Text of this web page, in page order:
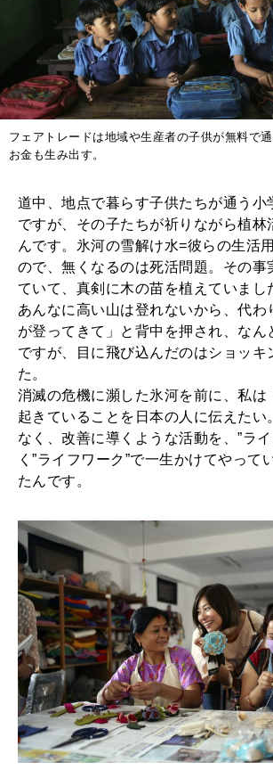
フェアトレードは地域や生産者の子供が無料で
お金も生み出す。
道中、地点で暮らす子供たちが通う小
ですが、その子たちが祈りながら植林
んです。氷河の雪解け水=彼らの生活
ので、無くなるのは死活問題。その事
ていて、真剣に木の苗を植えていまし
あんなに高い山は登れないから、代わ
が登ってきて」と背中を押され、なん
ですが、目に飛び込んだのはショッキ
た。
消滅の危機に瀕した氷河を前に、私は
起きていることを日本の人に伝えたい
なく、改善に導くような活動を、”ラ
く”ライフワーク”で一生かけてやって
たんです。